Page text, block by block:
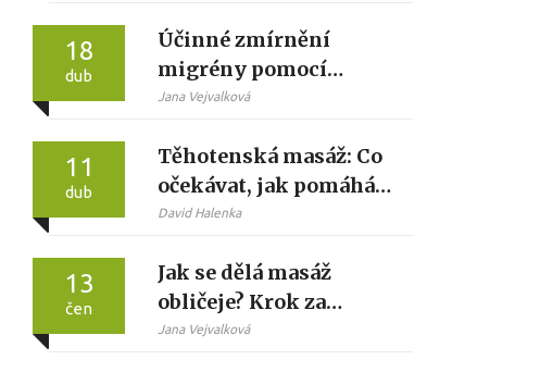
18
dub
Účinné zmírnění
migrény pomocí
speciálních masážních
Jana Vejvalková
11
dub
Těhotenská masáž: Co
očekávat, jak pomáhá a
na co si dát pozor
David Halenka
13
čen
Jak se dělá masáž
obličeje? Krok za
krokem pro domácí
Jana Vejvalková